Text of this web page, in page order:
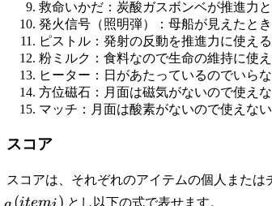
救命いかだ：炭酸ガスボンベが推進力
発火信号（照明弾）：母船が見えたと
ピストル：発射の反動を推進力に使え
粉ミルク：食料なので生命の維持に使
ヒーター：日があたっているのでいらな
方位磁石：月面は磁気がないので使えな
マッチ：月面は酸素がないので使えない
スコア
スコアは、それぞれのアイテムの個人また
(item ) とし以下の式で表せます。